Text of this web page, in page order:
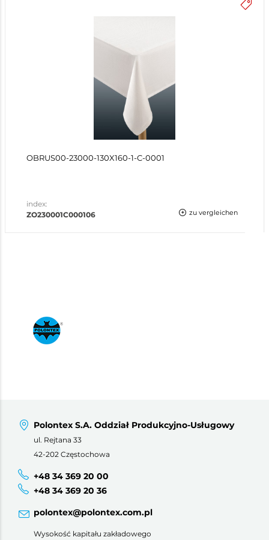
OBRUS00-23000-130X160-1-C-0001
index:
ZO230001C000106
zu vergleichen
Polontex S.A. Oddział Produkcyjno-Usługowy
ul. Rejtana 33
42-202 Częstochowa
+48 34 369 20 00
+48 34 369 20 36
polontex@polontex.com.pl
Wysokość kapitału zakładowego